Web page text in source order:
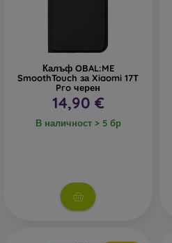
Калъф OBAL:ME
SmoothTouch за Xiaomi 17T
Pro черен
14,90 €
В наличност > 5 бр